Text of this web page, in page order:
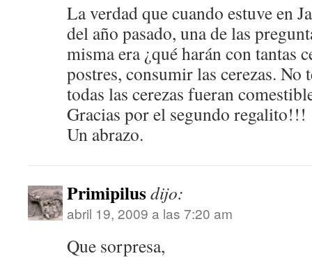
La verdad que cuando estuve en
del año pasado, una de las
misma era ¿qué harán con tantas
postres, consumir las cerezas. No
todas las cerezas fueran
Gracias por el segundo regalito!!!
Un abrazo.
Primipilusdijo:
abril 19, 2009 a las 7:20 am
Que sorpresa,